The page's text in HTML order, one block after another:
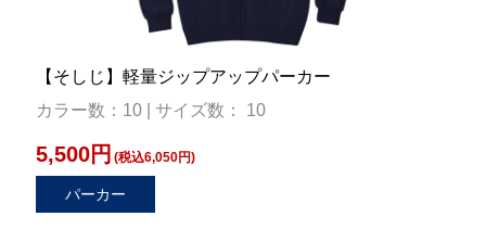
【そしじ】軽量ジップアップパーカー
カラー数：10 | サイズ数： 10
5,500円 (税込6,050円)
パーカー